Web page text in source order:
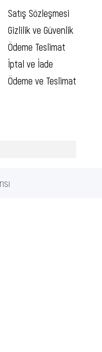
Satış Sözleşmesi
Gizlilik ve Güvenlik
Ödeme Teslimat
İptal ve İade
Ödeme ve Teslimat